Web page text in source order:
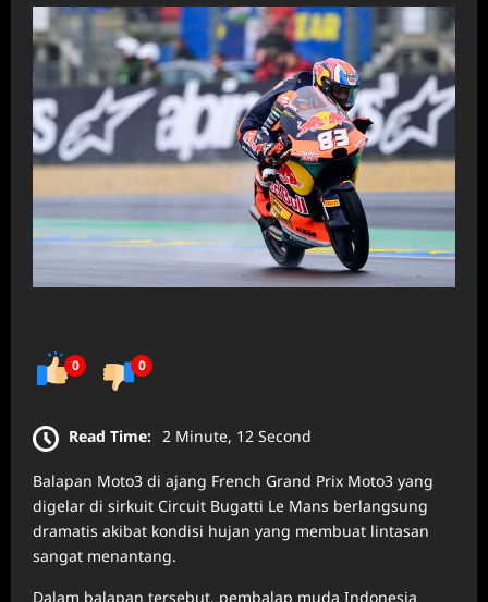
0 0
Read Time: 2 Minute, 12 Second
Balapan Moto3 di ajang French Grand Prix Moto3 yang
digelar di sirkuit Circuit Bugatti Le Mans berlangsung
dramatis akibat kondisi hujan yang membuat lintasan
sangat menantang.
Dalam balapan tersebut, pembalap muda Indonesia